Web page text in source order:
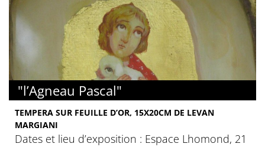
"l’Agneau Pascal"
TEMPERA SUR FEUILLE D’OR, 15X20CM DE LEVAN
MARGIANI
Dates et lieu d’exposition : Espace Lhomond, 21